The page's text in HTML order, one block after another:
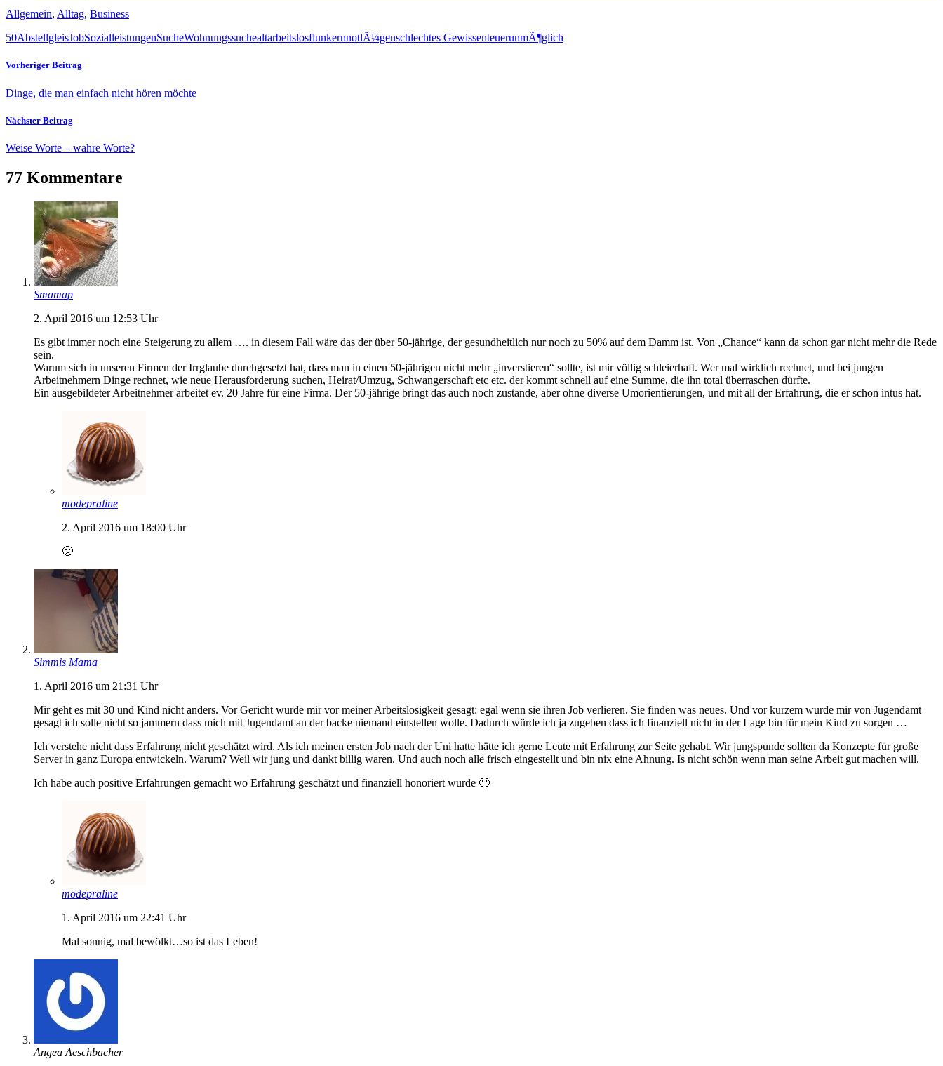
Allgemein, Alltag, Business
50AbstellgleisJobSozialleistungenSucheWohnungssuchealtarbeitslosflunkernnotlÃ¼genschlechtes GewissenteuerunmÃ¶glich
Vorheriger Beitrag
Dinge, die man einfach nicht hören möchte
Nächster Beitrag
Weise Worte – wahre Worte?
77 Kommentare
Smamap
2. April 2016 um 12:53 Uhr
Es gibt immer noch eine Steigerung zu allem …. in diesem Fall wäre das der über 50-jährige, der gesundheitlich nur noch zu 50% auf dem Damm ist. Von „Chance“ kann da schon gar nicht mehr die Rede
sein.
Warum sich in unseren Firmen der Irrglaube durchgesetzt hat, dass man in einen 50-jährigen nicht mehr „inverstieren“ sollte, ist mir völlig schleierhaft. Wer mal wirklich rechnet, und bei jungen
Arbeitnehmern Dinge rechnet, wie neue Herausforderung suchen, Heirat/Umzug, Schwangerschaft etc etc. der kommt schnell auf eine Summe, die ihn total überraschen dürfte.
Ein ausgebildeter Arbeitnehmer arbeitet ev. 20 Jahre für eine Firma. Der 50-jährige bringt das auch noch zustande, aber ohne diverse Umorientierungen, und mit all der Erfahrung, die er schon intus hat.
modepraline
2. April 2016 um 18:00 Uhr
🙁
Simmis Mama
1. April 2016 um 21:31 Uhr
Mir geht es mit 30 und Kind nicht anders. Vor Gericht wurde mir vor meiner Arbeitslosigkeit gesagt: egal wenn sie ihren Job verlieren. Sie finden was neues. Und vor kurzem wurde mir von Jugendamt
gesagt ich solle nicht so jammern dass mich mit Jugendamt an der backe niemand einstellen wolle. Dadurch würde ich ja zugeben dass ich finanziell nicht in der Lage bin für mein Kind zu sorgen …
Ich verstehe nicht dass Erfahrung nicht geschätzt wird. Als ich meinen ersten Job nach der Uni hatte hätte ich gerne Leute mit Erfahrung zur Seite gehabt. Wir jungspunde sollten da Konzepte für große
Server in ganz Europa entwickeln. Warum? Weil wir jung und dankt billig waren. Und auch noch alle frisch eingestellt und bin nix eine Ahnung. Is nicht schön wenn man seine Arbeit gut machen will.
Ich habe auch positive Erfahrungen gemacht wo Erfahrung geschätzt und finanziell honoriert wurde 🙂
modepraline
1. April 2016 um 22:41 Uhr
Mal sonnig, mal bewölkt…so ist das Leben!
Angea Aeschbacher